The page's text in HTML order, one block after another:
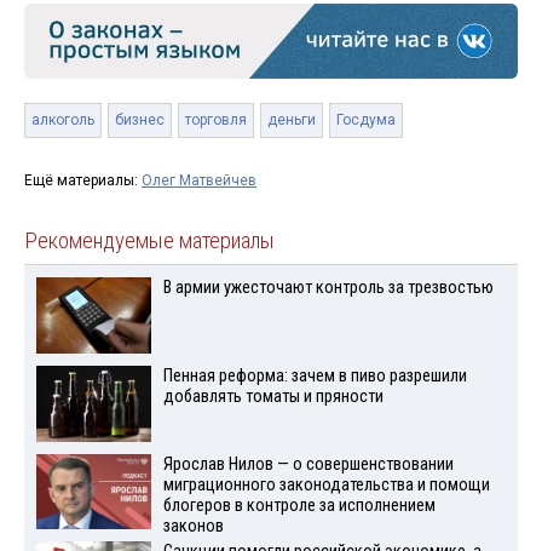
алкоголь бизнес торговля деньги Госдума
Ещё материалы: Олег Матвейчев
Рекомендуемые материалы
В армии ужесточают контроль за трезвостью
Пенная реформа: зачем в пиво разрешили
добавлять томаты и пряности
Ярослав Нилов — о совершенствовании
миграционного законодательства и помощи
блогеров в контроле за исполнением
законов